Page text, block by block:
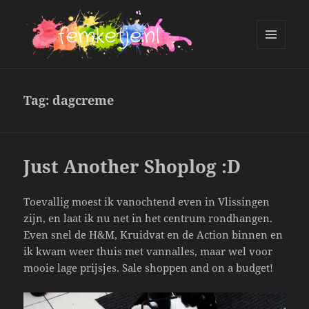
Tag: dagcreme
Just Another Shoplog :D
Toevallig moest ik vanochtend even in Vlissingen
zijn, en laat ik nu net in het centrum rondhangen.
Even snel de H&M, Kruidvat en de Action binnen en
ik kwam weer thuis met vannalles, maar wel voor
mooie lage prijsjes. Sale shoppen and on a budget!